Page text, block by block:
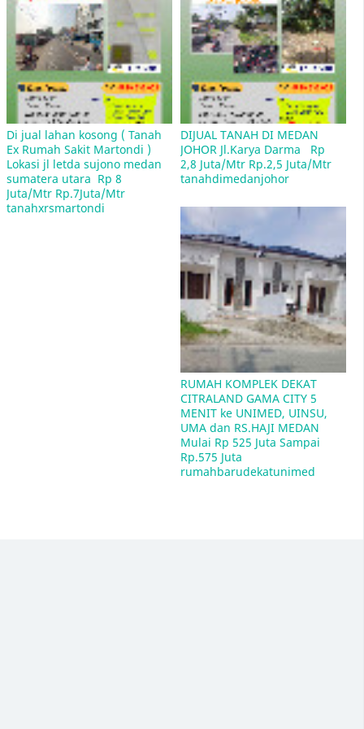
Tempat Les Bimbel dan Les Bahasa Mandarin
Dan Les Bahasa Inggris di daerah pancing aksara
unimed medan
Daftar Nama-Nama Jalan di Kota Medan Dengan
Jln. Andalas Sumatera Utara - Kec. Medan Kota -
MEDAN Kode Pos nya Adalah 20212
Di jual lahan kosong ( Tanah
Ex Rumah Sakit Martondi )
Lokasi jl letda sujono medan
sumatera utara  Rp 8
Juta/Mtr Rp.7Juta/Mtr
tanahxrsmartondi
DIJUAL TANAH DI MEDAN
JOHOR Jl.Karya Darma   Rp
2,8 Juta/Mtr Rp.2,5 Juta/Mtr
tanahdimedanjohor
RUMAH KOMPLEK DEKAT
CITRALAND GAMA CITY 5
MENIT ke UNIMED, UINSU,
UMA dan RS.HAJI MEDAN
Mulai Rp 525 Juta Sampai
Rp.575 Juta
rumahbarudekatunimed